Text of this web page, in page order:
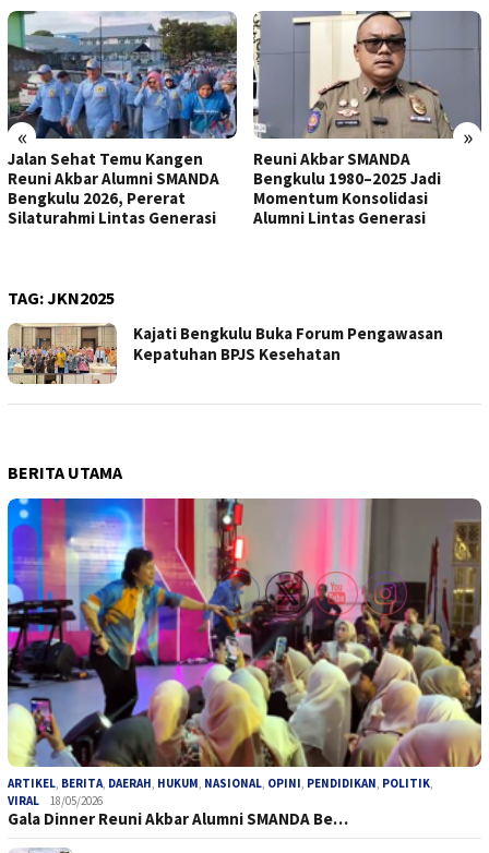
« »
Jalan Sehat Temu Kangen
Reuni Akbar Alumni SMANDA
Bengkulu 2026, Pererat
Silaturahmi Lintas Generasi
Reuni Akbar SMANDA
Bengkulu 1980–2025 Jadi
Momentum Konsolidasi
Alumni Lintas Generasi
TAG:JKN2025
Kajati Bengkulu Buka Forum Pengawasan
Kepatuhan BPJS Kesehatan
BERITA UTAMA
ARTIKEL, BERITA, DAERAH, HUKUM, NASIONAL, OPINI, PENDIDIKAN, POLITIK,
VIRAL
18/05/2026
Gala Dinner Reuni Akbar Alumni SMANDA Be…